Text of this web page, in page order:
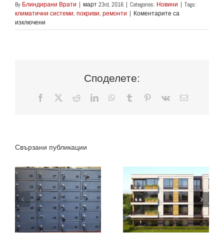
By Блиндирани Врати | март 23rd, 2016 | Categories: Новини | Tags:
климатични системи, покриви, ремонти | Коментарите са
изключени
Ремонти
Споделете:
Facebook RedditLinkedInWhatsApp
Tumblr Pinterest
Vk
Свързани публикации
Право на
строеж или
право на
собственост
Най-
големите
замърсители
на водата